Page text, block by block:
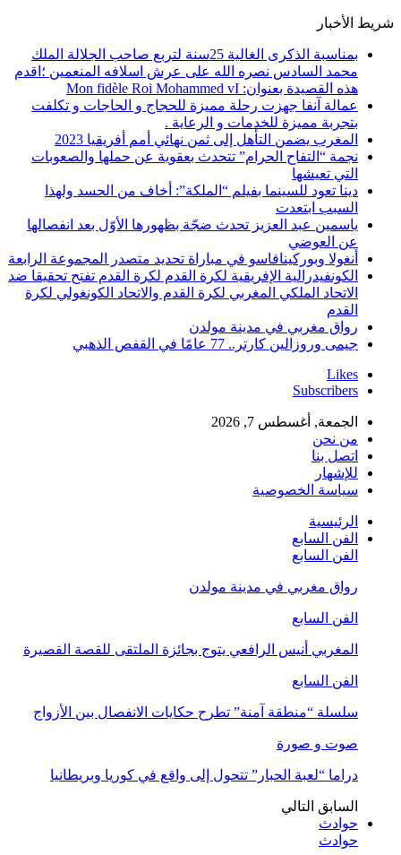
شريط الأخبار
بمناسبة الذكرى الغالية 25سنة لتربع صاحب الجلالة الملك
محمد السادس نصره الله على عرش اسلافه المنعمين ؛اقدم
هذه القصيدة بعنوان: Mon fidèle Roi Mohammed vI
عمالة آنفا جهزت رحلة مميزة للحجاج و الحاجات و تكلفت
بتجربة مميزة للخدمات و الرعاية .
المغرب يضمن التأهل إلى ثمن نهائي أمم أفريقيا 2023
نجمة “التفاح الحرام” تتحدث بعقوية عن حملها والصعوبات
التي تعيشها
دينا تعود للسينما بفيلم “الملكة”: أخاف من الحسد ولهذا
السبب ابتعدت
ياسمين عبد العزيز تحدث ضجّة بظهورها الأوّل بعد انفصالها
عن العوضي
أنغولا وبوركينافاسو في مباراة تحديد متصدر المجموعة الرابعة
الكونفيدرالية الإفريقية لكرة القدم لكرة القدم تفتح تحقيقا ضد
الاتحاد الملكي المغربي لكرة القدم والاتحاد الكونغولي لكرة
القدم
رواق مغربي في مدينة مولدن
جيمى وروزالين كارتر.. 77 عامًا في القفص الذهبي
Likes
Subscribers
الجمعة, أغسطس 7, 2026
من نحن
اتصل بنا
للإشهار
سياسة الخصوصية
الرئيسية
الفن السابع
الفن السابع
رواق مغربي في مدينة مولدن
الفن السابع
المغربي أنيس الرافعي يتوج بجائزة الملتقى للقصة القصيرة
الفن السابع
سلسلة “منطقة آمنة” تطرح حكايات الانفصال بين الأزواج
صوت و صورة
دراما “لعبة الحبار” تتحول إلى واقع في كوريا وبريطانيا
السابق التالي
حوادث
حوادث